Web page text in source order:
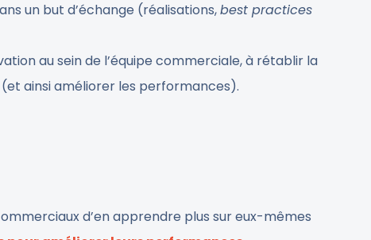
un but d’échange (réalisations,best practices
au sein de l’équipe commerciale, à rétablir la
ainsi améliorer les performances).
d’en apprendre plus sur eux-mêmes